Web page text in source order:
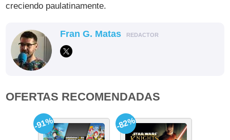
creciendo paulatinamente.
Fran G. Matas REDACTOR
OFERTAS RECOMENDADAS
-91% -82%